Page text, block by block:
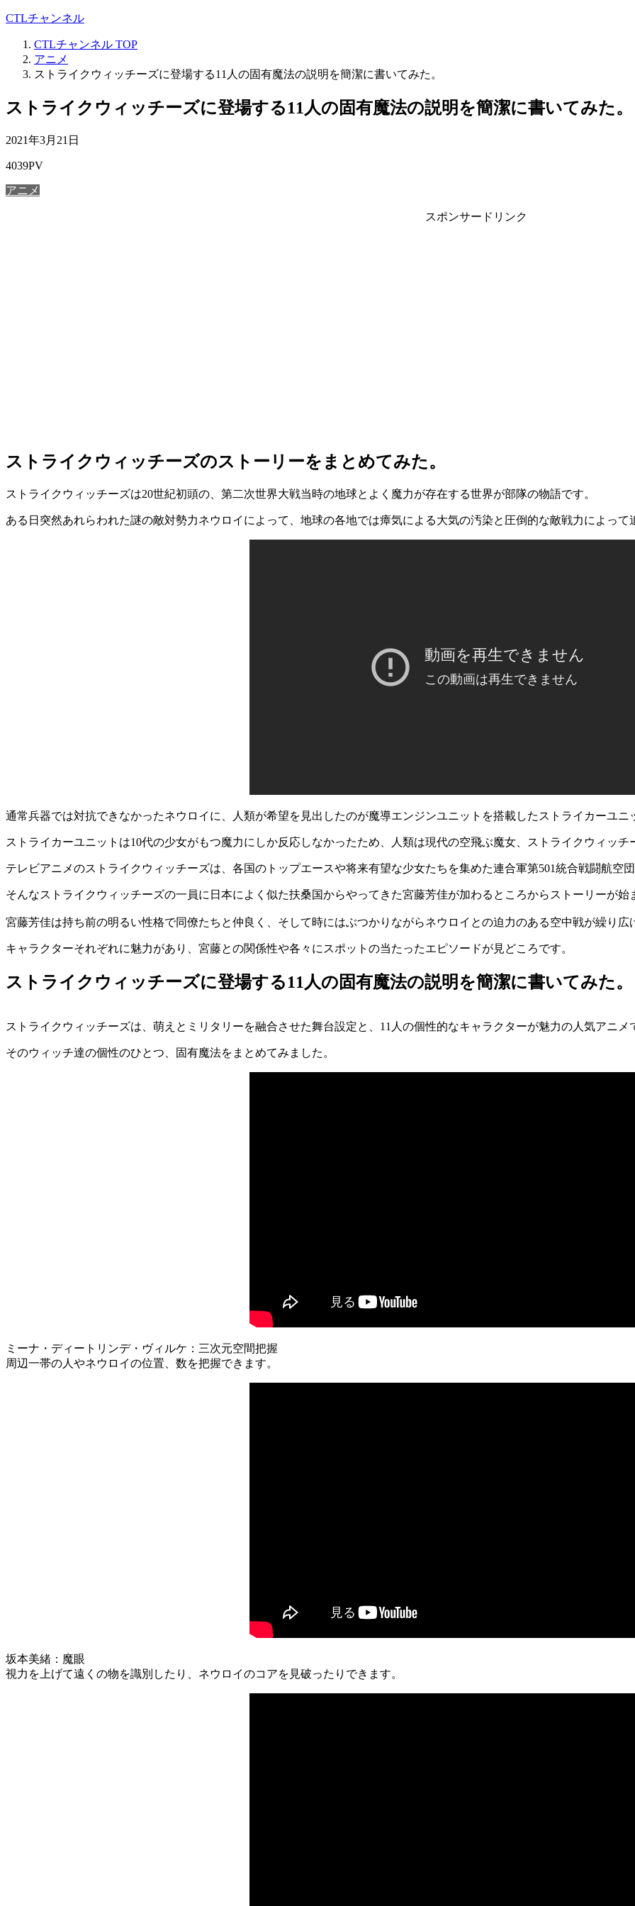
CTLチャンネル
CTLチャンネル TOP
アニメ
ストライクウィッチーズに登場する11人の固有魔法の説明を簡潔に書いてみた。
ストライクウィッチーズに登場する11人の固有魔法の説明を簡潔に書いてみた。
2021年3月21日
4039PV
アニメ
スポンサードリンク
ストライクウィッチーズのストーリーをまとめてみた。
ストライクウィッチーズは20世紀初頭の、第二次世界大戦当時の地球とよく魔力が存在する世界が部隊の物語です。
ある日突然あれらわれた謎の敵対勢力ネウロイによって、地球の各地では瘴気による大気の汚染と圧倒的な敵戦力によって
通常兵器では対抗できなかったネウロイに、人類が希望を見出したのが魔導エンジンユニットを搭載したストライカーユニ
ストライカーユニットは10代の少女がもつ魔力にしか反応しなかったため、人類は現代の空飛ぶ魔女、ストライクウィッ
テレビアニメのストライクウィッチーズは、各国のトップエースや将来有望な少女たちを集めた連合軍第501統合戦闘航空
そんなストライクウィッチーズの一員に日本によく似た扶桑国からやってきた宮藤芳佳が加わるところからストーリーが始
宮藤芳佳は持ち前の明るい性格で同僚たちと仲良く、そして時にはぶつかりながらネウロイとの迫力のある空中戦が繰り広
キャラクターそれぞれに魅力があり、宮藤との関係性や各々にスポットの当たったエピソードが見どころです。
ストライクウィッチーズに登場する11人の固有魔法の説明を簡潔に書いてみた。
ストライクウィッチーズは、萌えとミリタリーを融合させた舞台設定と、11人の個性的なキャラクターが魅力の人気アニメ
そのウィッチ達の個性のひとつ、固有魔法をまとめてみました。
ミーナ・ディートリンデ・ヴィルケ：三次元空間把握
周辺一帯の人やネウロイの位置、数を把握できます。
坂本美緒：魔眼
視力を上げて遠くの物を識別したり、ネウロイのコアを見破ったりできます。